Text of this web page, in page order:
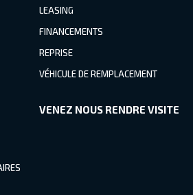
LEASING
FINANCEMENTS
REPRISE
VÉHICULE DE REMPLACEMENT
VENEZ NOUS RENDRE VISITE